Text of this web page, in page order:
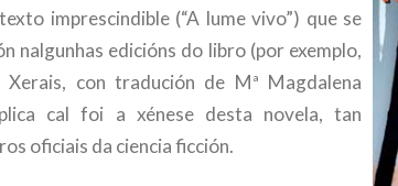
imprescindible (“A lume vivo”) que se
nalgunhas edicións do libro (por exemplo,
con tradución de Mª Magdalena
cal foi a xénese desta novela, tan
oficiais da ciencia ficción.